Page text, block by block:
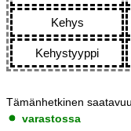
Kehys
Kehystyyppi
Tämänhetkinen
varastossa